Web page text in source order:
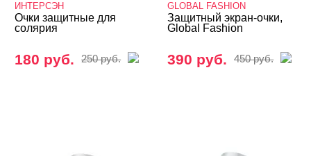
ИНТЕРСЭН
Очки защитные для
солярия
180 руб. 250 руб.
GLOBAL FASHION
Защитный экран-очки,
Global Fashion
390 руб. 450 руб.